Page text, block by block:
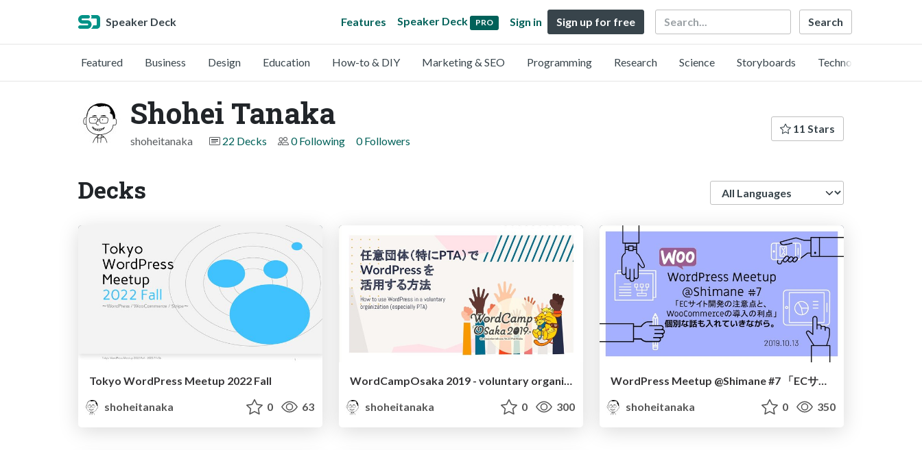
Speaker Deck Features Speaker Deck PRO Sign in Sign up for free Search
Featured Business Design Education How-to & DIY Marketing & SEO Programming Research Science Storyboards Technology
Shohei Tanaka
shoheitanaka 22 Decks 0 Following 0 Followers
11 Stars
Decks
Tokyo WordPress Meetup 2022 Fall
shoheitanaka
0 63
WordCampOsaka 2019 - voluntary organization
shoheitanaka
0 300
WordPress Meetup @Shimane #7 「ECサイト開発の注意点と、WooCommerceの導入の利点」
shoheitanaka
0 350